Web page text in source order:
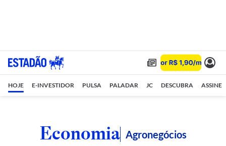
HOJE E-INVESTIDOR PULSA PALADAR JC DESCUBRA ASSINE
Economia Agronegócios